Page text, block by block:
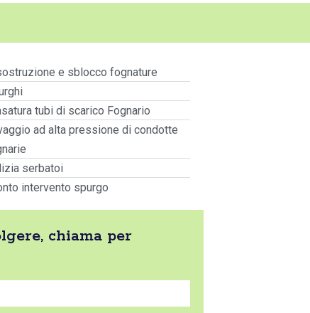
e sblocco fognature
tubi di scarico Fognario
ad alta pressione di condotte
serbatoi
intervento spurgo
chiama per